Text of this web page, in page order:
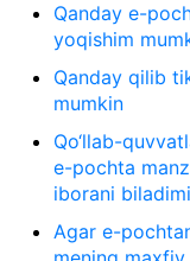
Qanday e-
yoqishim
Qanday qilib
mumkin
Qo‘llab-
e-pochta
iborani biladimi
Agar e-